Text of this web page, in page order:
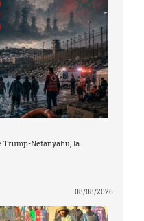
Trump-Netanyahu, la
08/08/2026